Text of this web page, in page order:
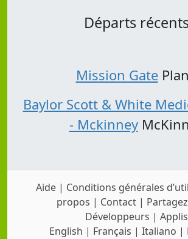
Départs
Mission Gate
Baylor Scott & White
- Mckinney
Aide | Conditions générales
propos | Contact |
Développeurs | Applis
English | Français | Italiano |